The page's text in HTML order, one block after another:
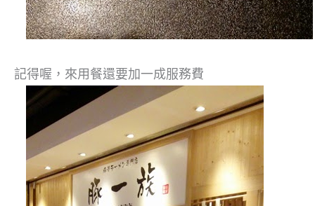
記得喔，來用餐還要加一成服務費